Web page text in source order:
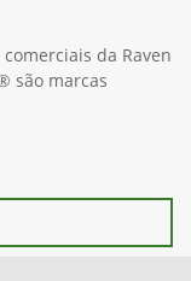
comerciais da Raven
são marcas